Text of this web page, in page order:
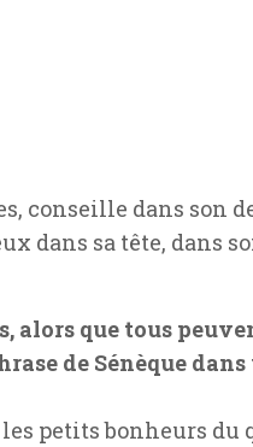
conseille dans son
sa tête, dans
que tous
de Sénèque
petits bonheurs